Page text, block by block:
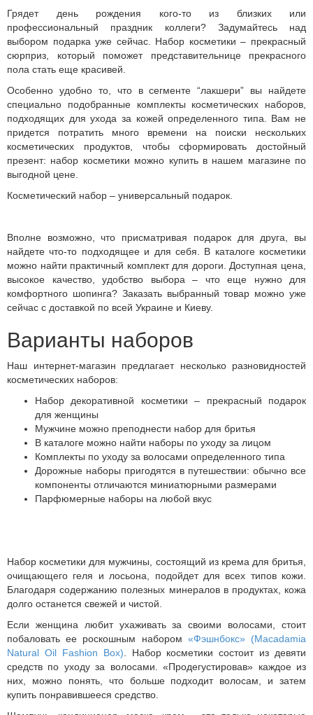
Грядет день рождения кого-то из близких или
профессиональный праздник коллеги? Задумайтесь над
выбором подарка уже сейчас. Набор косметики – прекрасный
сюрприз, который поможет представительнице прекрасного
пола стать еще красивей.
Особенно удобно то, что в сегменте “лакшери” вы найдете
специально подобранные комплекты косметических наборов,
подходящих для ухода за кожей определенного типа. Вам не
придется потратить много времени на поиски нескольких
косметических продуктов, чтобы сформировать достойный
презент: набор косметики можно купить в нашем магазине по
выгодной цене.
Косметический набор – универсальный подарок.
Вполне возможно, что присматривая подарок для друга, вы
найдете что-то подходящее и для себя. В каталоге косметики
можно найти практичный комплект для дороги. Доступная цена,
высокое качество, удобство выбора – что еще нужно для
комфортного шопинга? Заказать выбранный товар можно уже
сейчас с доставкой по всей Украине и Киеву.
Варианты наборов
Наш интернет-магазин предлагает несколько разновидностей
косметических наборов:
Набор декоративной косметики – прекрасный подарок
для женщины
Мужчине можно преподнести набор для бритья
В каталоге можно найти наборы по уходу за лицом
Комплекты по уходу за волосами определенного типа
Дорожные наборы пригодятся в путешествии: обычно все
компоненты отличаются миниатюрными размерами
Парфюмерные наборы на любой вкус
Набор косметики для мужчины, состоящий из крема для бритья,
очищающего геля и лосьона, подойдет для всех типов кожи.
Благодаря содержанию полезных минералов в продуктах, кожа
долго останется свежей и чистой.
Если женщина любит ухаживать за своими волосами, стоит
побаловать ее роскошным набором «Фэшнбокс» (Macadamia
Natural Oil Fashion Box) . Набор косметики состоит из девяти
средств по уходу за волосами. «Продегустировав» каждое из
них, можно понять, что больше подходит волосам, и затем
купить понравившееся средство.